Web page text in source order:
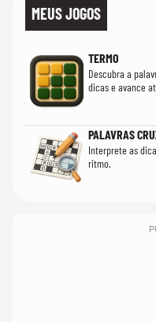
MEUS JOGOS
TERMO
Descubra a
dicas e avance
PALAVRAS
Interprete as
ritmo.